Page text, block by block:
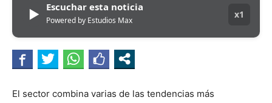
▶ Escuchar esta noticia
Powered by Estudios Max
x1
El sector combina varias de las tendencias más